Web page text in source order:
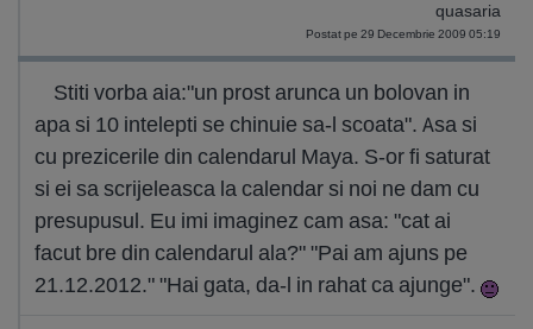
quasaria
Postat pe 29 Decembrie 2009 05:19
Stiti vorba aia:"un prost arunca un bolovan in
apa si 10 intelepti se chinuie sa-l scoata". Asa si
cu prezicerile din calendarul Maya. S-or fi saturat
si ei sa scrijeleasca la calendar si noi ne dam cu
presupusul. Eu imi imaginez cam asa: "cat ai
facut bre din calendarul ala?" "Pai am ajuns pe
21.12.2012." "Hai gata, da-l in rahat ca ajunge".